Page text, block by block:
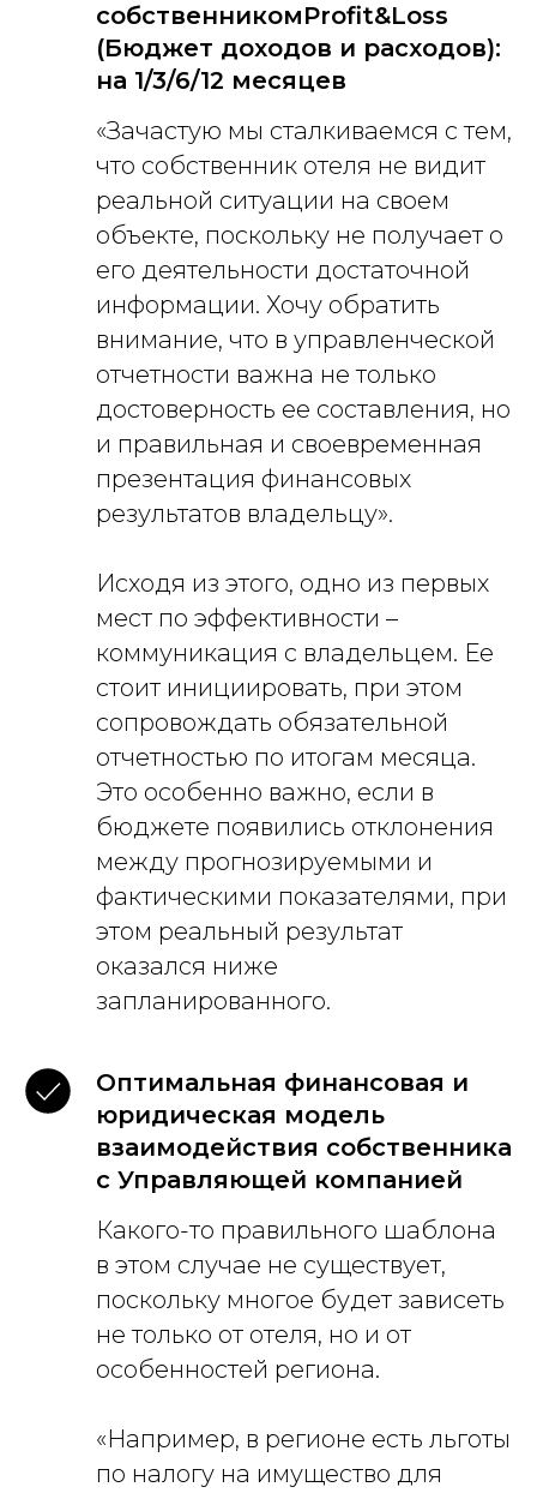
собственникомProfit&Loss
(Бюджет доходов и расходов):
на 1/3/6/12 месяцев
«Зачастую мы сталкиваемся с тем,
что собственник отеля не видит
реальной ситуации на своем
объекте, поскольку не получает о
его деятельности достаточной
информации. Хочу обратить
внимание, что в управленческой
отчетности важна не только
достоверность ее составления, но
и правильная и своевременная
презентация финансовых
результатов владельцу».
Исходя из этого, одно из первых
мест по эффективности –
коммуникация с владельцем. Ее
стоит инициировать, при этом
сопровождать обязательной
отчетностью по итогам месяца.
Это особенно важно, если в
бюджете появились отклонения
между прогнозируемыми и
фактическими показателями, при
этом реальный результат
оказался ниже
запланированного.
Оптимальная финансовая и
юридическая модель
взаимодействия собственника
с Управляющей компанией
Какого-то правильного шаблона
в этом случае не существует,
поскольку многое будет зависеть
не только от отеля, но и от
особенностей региона.
«Например, в регионе есть льготы
по налогу на имущество для